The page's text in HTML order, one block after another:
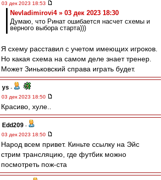
03 дек 2023 18:53
Nevladimirovi4 » 03 дек 2023 18:30
Думаю, что Ринат ошибается насчет схемы и
верного выбора старта)))
Я схему расставил с учетом имеющих игроков.
Но какая схема на самом деле знает тренер.
Может Зиньковский справа играть будет.
ys -
03 дек 2023 18:50
Красиво, хуле..
Edd209 -
03 дек 2023 18:50
Народ всем привет. Киньте ссылку на Эйс
стрим трансляцию, где футбик можно
посмотреть пож-ста